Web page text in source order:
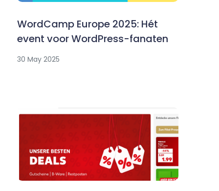
WordCamp Europe 2025: Hét
event voor WordPress-fanaten
30 May 2025